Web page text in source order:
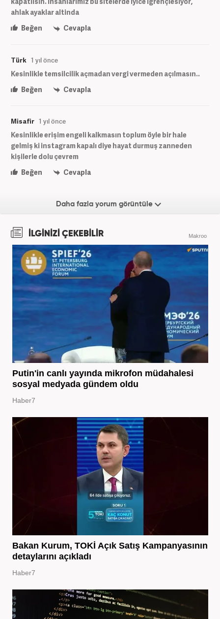
ahlak ayaklar altinda
Beğen
Cevapla
Türk 1 yıl önce
Kesinlikle temsilcilik açmadan vergi vermeden açılmasın..
Beğen
Cevapla
Misafir 1 yıl önce
Kesinlikle erişim engeli kalkmasın toplum öyle bir hale
gelmiş ki instagram kapalı diye hayat durmuş zanneden
kişilerle dolu çevrem
Beğen
Cevapla
Daha fazla yorum görüntüle
İLGİNİZİ ÇEKEBİLİR Makroo
Putin'in canlı yayında mikrofon müdahalesi
sosyal medyada gündem oldu
Haber7
Bakan Kurum, TOKİ Açık Satış Kampanyasının
detaylarını açıkladı
Haber7